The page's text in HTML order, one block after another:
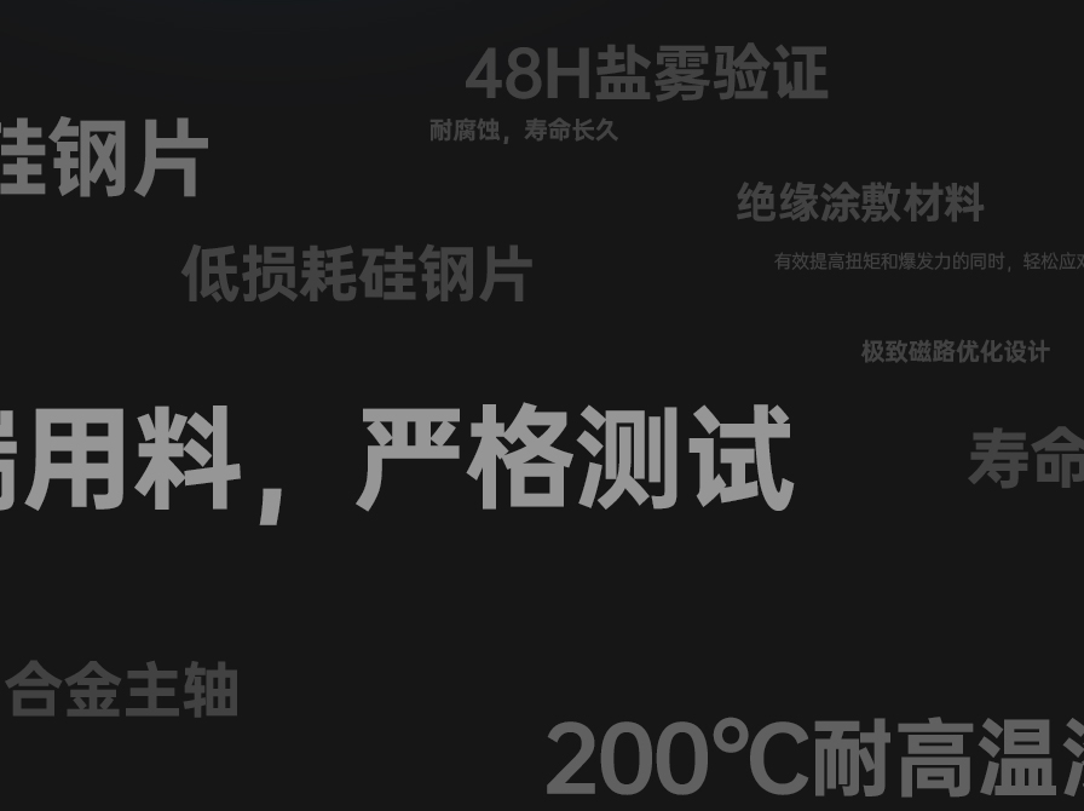
性广，灵活选择
定桨叶停止位置，降低无人机巡航飞行阻力，
提高飞行续航时长
安装接口标准化，满足各种常规桨叶安装